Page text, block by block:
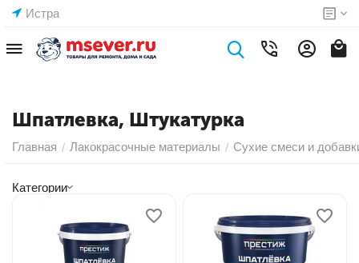
Истра
Шпатлевка, Штукатурка
Главная / Лакокрасочные материалы / Сухие смеси и
Категории